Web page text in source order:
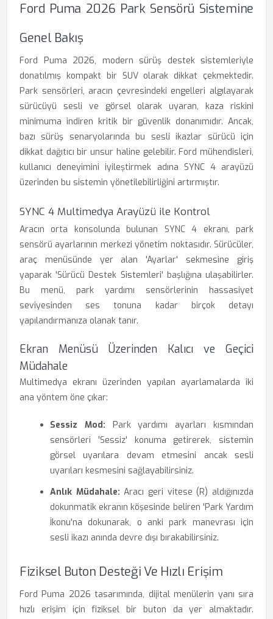
Ford Puma 2026 Park Sensörü Sistemine
Genel Bakış
Ford Puma 2026, modern sürüş destek sistemleriyle
donatılmış kompakt bir SUV olarak dikkat çekmektedir.
Park sensörleri, aracın çevresindeki engelleri algılayarak
sürücüyü sesli ve görsel olarak uyaran, kaza riskini
minimuma indiren kritik bir güvenlik donanımıdır. Ancak,
bazı sürüş senaryolarında bu sesli ikazlar sürücü için
dikkat dağıtıcı bir unsur haline gelebilir. Ford mühendisleri,
kullanıcı deneyimini iyileştirmek adına SYNC 4 arayüzü
üzerinden bu sistemin yönetilebilirliğini artırmıştır.
SYNC 4 Multimedya Arayüzü ile Kontrol
Aracın orta konsolunda bulunan SYNC 4 ekranı, park
sensörü ayarlarının merkezi yönetim noktasıdır. Sürücüler,
araç menüsünde yer alan 'Ayarlar' sekmesine giriş
yaparak 'Sürücü Destek Sistemleri' başlığına ulaşabilirler.
Bu menü, park yardımı sensörlerinin hassasiyet
seviyesinden ses tonuna kadar birçok detayı
yapılandırmanıza olanak tanır.
Ekran Menüsü Üzerinden Kalıcı ve Geçici
Müdahale
Multimedya ekranı üzerinden yapılan ayarlamalarda iki
ana yöntem öne çıkar:
Sessiz Mod: Park yardımı ayarları kısmından
sensörleri 'Sessiz' konuma getirerek, sistemin
görsel uyarılara devam etmesini ancak sesli
uyarıları kesmesini sağlayabilirsiniz.
Anlık Müdahale: Aracı geri vitese (R) aldığınızda
dokunmatik ekranın köşesinde beliren 'Park Yardım
İkonu'na dokunarak, o anki park manevrası için
sesli ikazı anında devre dışı bırakabilirsiniz.
Fiziksel Buton Desteği Ve Hızlı Erişim
Ford Puma 2026 tasarımında, dijital menülerin yanı sıra
hızlı erişim için fiziksel bir buton da yer almaktadır.